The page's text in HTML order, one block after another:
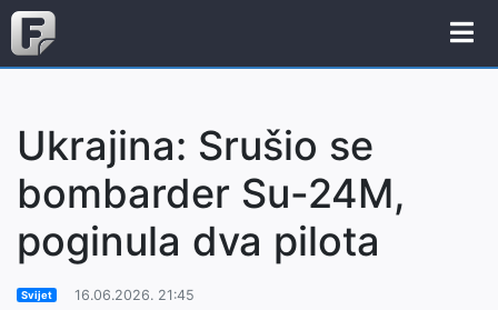
Ukrajina: Srušio se
bombarder Su-24M,
poginula dva pilota
Svijet 16.06.2026. 21:45